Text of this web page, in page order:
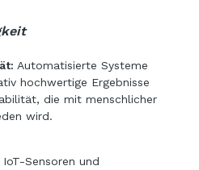
Automatisierte Systeme
hochwertige Ergebnisse
die mit menschlicher
wird.
IoT-Sensoren und